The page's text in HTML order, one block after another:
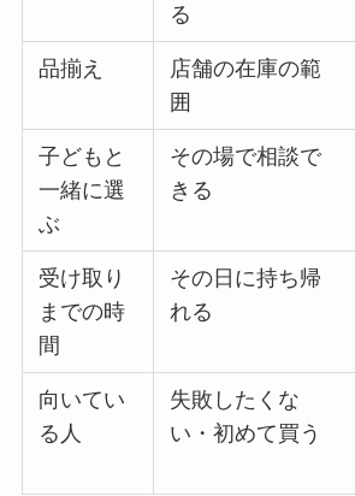
る
品揃え
店舗の在庫の範
囲
子どもと
一緒に選
ぶ
その場で相談で
きる
受け取り
までの時
間
その日に持ち帰
れる
向いてい
る人
失敗したくな
い・初めて買う